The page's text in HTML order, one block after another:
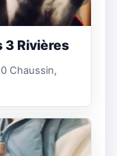
3 Rivières
Chaussin,